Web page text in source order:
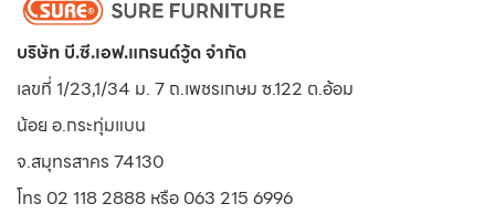
บริษัท บี.ซี.เอฟ.แกรนด์วู้ด จำกัด
เลขที่ 1/23,1/34 ม. 7 ถ.เพชรเกษม ซ.122 ต.อ้อม
น้อย อ.กระทุ่มแบน
จ.สมุทรสาคร 74130
โทร 02 118 2888 หรือ 063 215 6996